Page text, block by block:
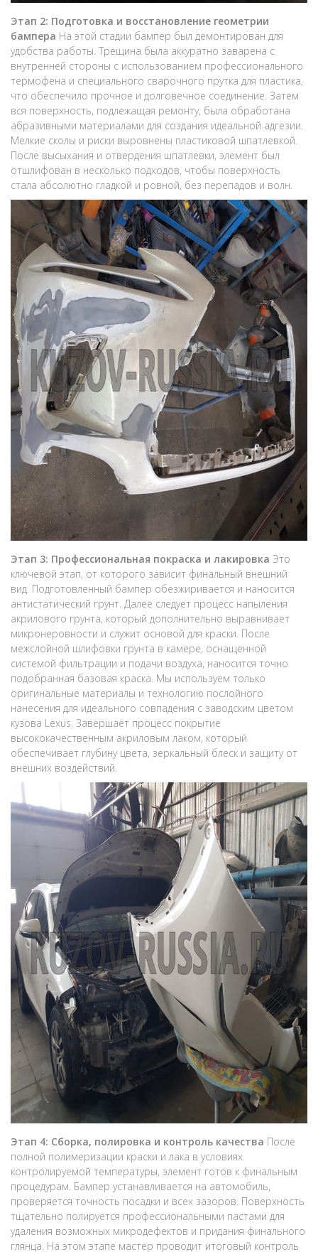
Этап 2: Подготовка и восстановление геометрии
бампера На этой стадии бампер был демонтирован для
удобства работы. Трещина была аккуратно заварена с
внутренней стороны с использованием профессионального
термофена и специального сварочного прутка для пластика,
что обеспечило прочное и долговечное соединение. Затем
вся поверхность, подлежащая ремонту, была обработана
абразивными материалами для создания идеальной адгезии.
Мелкие сколы и риски выровнены пластиковой шпатлевкой.
После высыхания и отвердения шпатлевки, элемент был
отшлифован в несколько подходов, чтобы поверхность
стала абсолютно гладкой и ровной, без перепадов и волн.
Этап 3: Профессиональная покраска и лакировка Это
ключевой этап, от которого зависит финальный внешний
вид. Подготовленный бампер обезжиривается и наносится
антистатический грунт. Далее следует процесс напыления
акрилового грунта, который дополнительно выравнивает
микронеровности и служит основой для краски. После
межслойной шлифовки грунта в камере, оснащенной
системой фильтрации и подачи воздуха, наносится точно
подобранная базовая краска. Мы используем только
оригинальные материалы и технологию послойного
нанесения для идеального совпадения с заводским цветом
кузова Lexus. Завершает процесс покрытие
высококачественным акриловым лаком, который
обеспечивает глубину цвета, зеркальный блеск и защиту от
внешних воздействий.
Этап 4: Сборка, полировка и контроль качества После
полной полимеризации краски и лака в условиях
контролируемой температуры, элемент готов к финальным
процедурам. Бампер устанавливается на автомобиль,
проверяется точность посадки и всех зазоров. Поверхность
тщательно полируется профессиональными пастами для
удаления возможных микродефектов и придания финального
глянца. На этом этапе мастер проводит итоговый контроль